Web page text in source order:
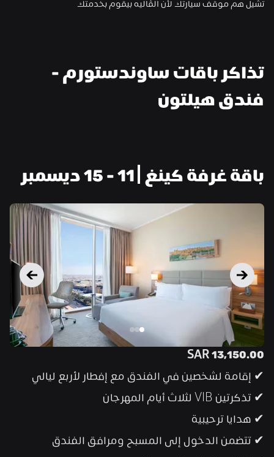
تشيل هم موقف سيارتك لأن الڤاليه بيقوم بخدمتك
فندق هيلتون
باقة غرفة كينغ | 11 - 15 ديسمبر
SAR 13,150.00
✔ إقامة لشخصين في الفندق مع إفطار لأربع ليالي
✔ تذكرتين VIB لثلاث أيام المهرجان
✔ هدايا ترحيبية
✔ تتضمن الدخول إلى المسبح ومرافق الفندق